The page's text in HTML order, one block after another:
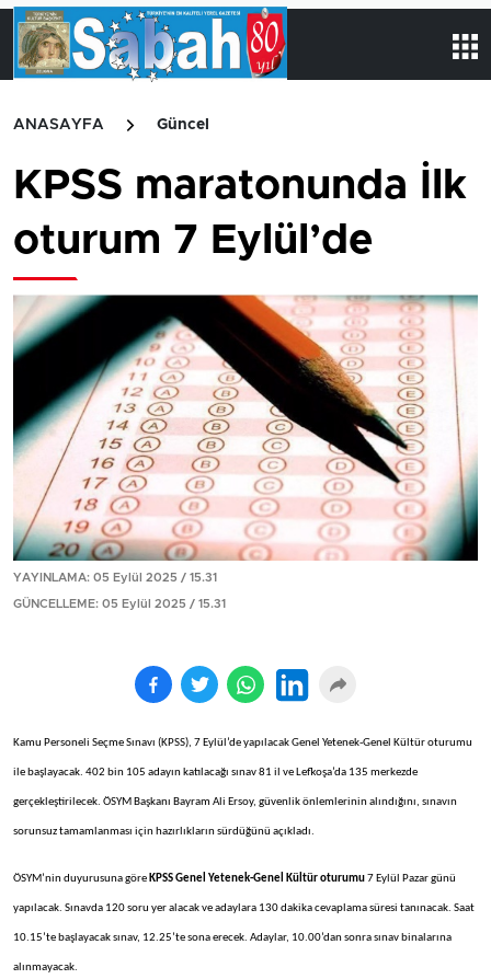
ANASAYFA Güncel
KPSS maratonunda İlk
oturum 7 Eylül’de
YAYINLAMA: 05 Eylül 2025 / 15.31
GÜNCELLEME: 05 Eylül 2025 / 15.31
Kamu Personeli Seçme Sınavı (KPSS), 7 Eylül’de yapılacak Genel Yetenek-Genel Kültür oturumu
ile başlayacak. 402 bin 105 adayın katılacağı sınav 81 il ve Lefkoşa’da 135 merkezde
gerçekleştirilecek. ÖSYM Başkanı Bayram Ali Ersoy, güvenlik önlemlerinin alındığını, sınavın
sorunsuz tamamlanması için hazırlıkların sürdüğünü açıkladı.
ÖSYM’nin duyurusuna göreKPSS Genel Yetenek-Genel Kültür oturumu 7 Eylül Pazar günü
yapılacak. Sınavda 120 soru yer alacak ve adaylara 130 dakika cevaplama süresi tanınacak. Saat
10.15’te başlayacak sınav, 12.25’te sona erecek. Adaylar, 10.00’dan sonra sınav binalarına
alınmayacak.